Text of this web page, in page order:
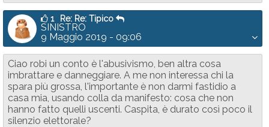
1 Re: Re: Tipico
SINISTRO
9 Maggio 2019 - 09:06
Ciao robi un conto è l'abusivismo, ben altra cosa
imbrattare e danneggiare. A me non interessa chi la
spara più grossa, l'importante è non darmi fastidio a
casa mia, usando colla da manifesto: cosa che non
hanno fatto quelli uscenti. Caspita, è durato così poco il
silenzio elettorale?